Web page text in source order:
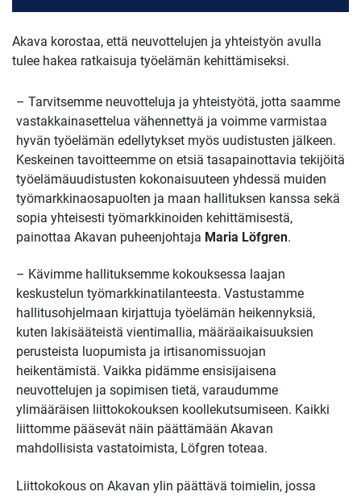
Akava korostaa, että neuvottelujen ja yhteistyön avulla
tulee hakea ratkaisuja työelämän kehittämiseksi.
– Tarvitsemme neuvotteluja ja yhteistyötä, jotta saamme
vastakkainasettelua vähennettyä ja voimme varmistaa
hyvän työelämän edellytykset myös uudistusten jälkeen.
Keskeinen tavoitteemme on etsiä tasapainottavia tekijöitä
työelämäuudistusten kokonaisuuteen yhdessä muiden
työmarkkinaosapuolten ja maan hallituksen kanssa sekä
sopia yhteisesti työmarkkinoiden kehittämisestä,
painottaa Akavan puheenjohtaja Maria Löfgren.
– Kävimme hallituksemme kokouksessa laajan
keskustelun työmarkkinatilanteesta. Vastustamme
hallitusohjelmaan kirjattuja työelämän heikennyksiä,
kuten lakisääteistä vientimallia, määräaikaisuuksien
perusteista luopumista ja irtisanomissuojan
heikentämistä. Vaikka pidämme ensisijaisena
neuvottelujen ja sopimisen tietä, varaudumme
ylimääräisen liittokokouksen koollekutsumiseen. Kaikki
liittomme pääsevät näin päättämään Akavan
mahdollisista vastatoimista, Löfgren toteaa.
Liittokokous on Akavan ylin päättävä toimielin, jossa